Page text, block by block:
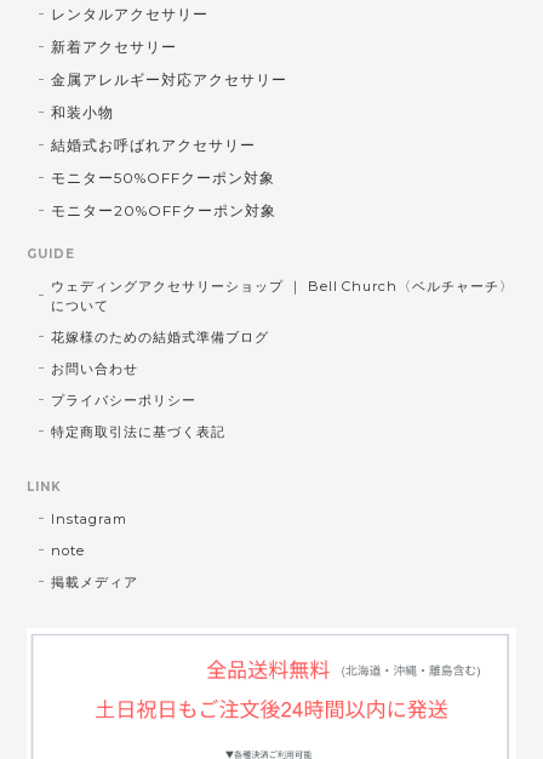
レンタルアクセサリー
新着アクセサリー
金属アレルギー対応アクセサリー
和装小物
結婚式お呼ばれアクセサリー
モニター50%OFFクーポン対象
モニター20%OFFクーポン対象
GUIDE
ウェディングアクセサリーショップ ｜ Bell Church〈ベルチャーチ〉
について
花嫁様のための結婚式準備ブログ
お問い合わせ
プライバシーポリシー
特定商取引法に基づく表記
LINK
Instagram
note
掲載メディア